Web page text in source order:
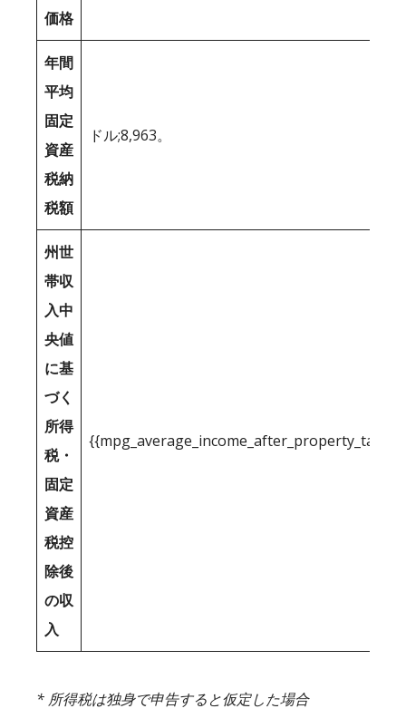
価格
年間
平均
固定
資産
税納
税額
ドル;8,963。
州世
帯収
入中
央値
に基
づく
所得
税・
固定
資産
税控
除後
の収
入
* 所得税は独身で申告すると仮定した場合